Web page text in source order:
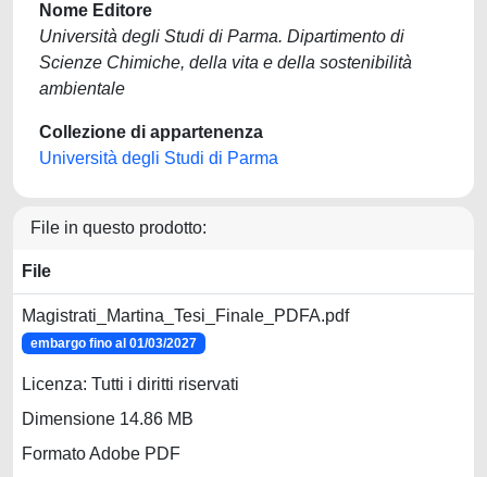
Nome Editore
Università degli Studi di Parma. Dipartimento di
Scienze Chimiche, della vita e della sostenibilità
ambientale
Collezione di appartenenza
Università degli Studi di Parma
File in questo prodotto:
File
Magistrati_Martina_Tesi_Finale_PDFA.pdf
embargo fino al 01/03/2027
Licenza: Tutti i diritti riservati
Dimensione 14.86 MB
Formato Adobe PDF